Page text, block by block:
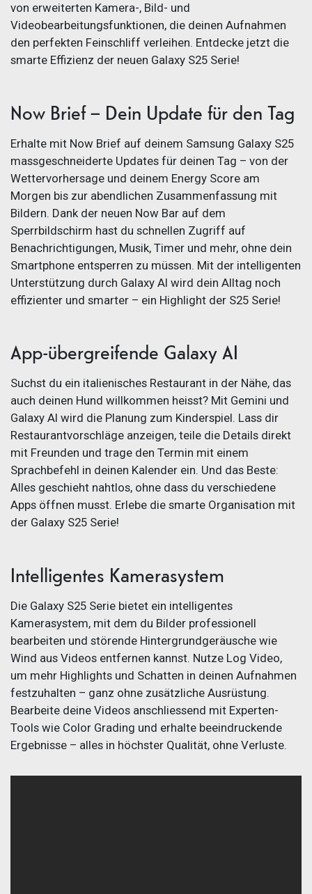
von erweiterten Kamera-, Bild- und
Videobearbeitungsfunktionen, die deinen Aufnahmen
den perfekten Feinschliff verleihen. Entdecke jetzt die
smarte Effizienz der neuen Galaxy S25 Serie!
Now Brief – Dein Update für den Tag
Erhalte mit Now Brief auf deinem Samsung Galaxy S25
massgeschneiderte Updates für deinen Tag – von der
Wettervorhersage und deinem Energy Score am
Morgen bis zur abendlichen Zusammenfassung mit
Bildern. Dank der neuen Now Bar auf dem
Sperrbildschirm hast du schnellen Zugriff auf
Benachrichtigungen, Musik, Timer und mehr, ohne dein
Smartphone entsperren zu müssen. Mit der intelligenten
Unterstützung durch Galaxy AI wird dein Alltag noch
effizienter und smarter – ein Highlight der S25 Serie!
App-übergreifende Galaxy AI
Suchst du ein italienisches Restaurant in der Nähe, das
auch deinen Hund willkommen heisst? Mit Gemini und
Galaxy AI wird die Planung zum Kinderspiel. Lass dir
Restaurantvorschläge anzeigen, teile die Details direkt
mit Freunden und trage den Termin mit einem
Sprachbefehl in deinen Kalender ein. Und das Beste:
Alles geschieht nahtlos, ohne dass du verschiedene
Apps öffnen musst. Erlebe die smarte Organisation mit
der Galaxy S25 Serie!
Intelligentes Kamerasystem
Die Galaxy S25 Serie bietet ein intelligentes
Kamerasystem, mit dem du Bilder professionell
bearbeiten und störende Hintergrundgeräusche wie
Wind aus Videos entfernen kannst. Nutze Log Video,
um mehr Highlights und Schatten in deinen Aufnahmen
festzuhalten – ganz ohne zusätzliche Ausrüstung.
Bearbeite deine Videos anschliessend mit Experten-
Tools wie Color Grading und erhalte beeindruckende
Ergebnisse – alles in höchster Qualität, ohne Verluste.